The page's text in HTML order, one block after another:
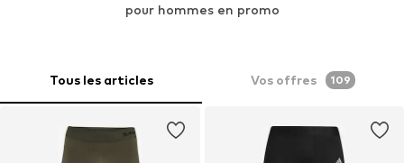
pour hommes en promo
Tous les articles Vos offres 109